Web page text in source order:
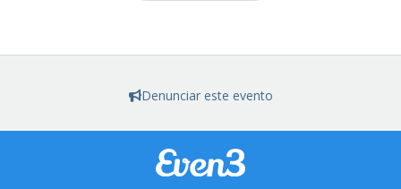
Denunciar este evento